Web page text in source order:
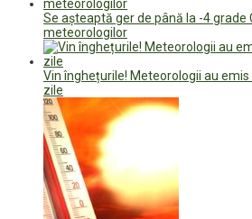
Se așteaptă ger de până la -4 grade
meteorologilor
Vin înghețurile! Meteorologii au
zile